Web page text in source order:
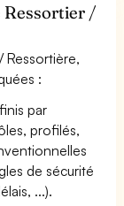
Ressortier /
Ressortière,
:
par
profilés,
de sécurité
...).